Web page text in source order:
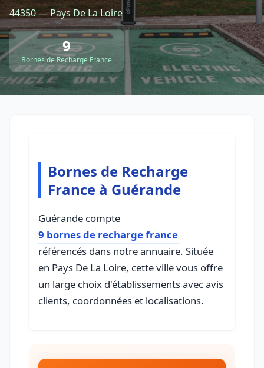
CGU-Confidentialité- Service proposé parViteUnDevis.com-Vous
44350 — Pays De La Loire
9
Bornes de Recharge France
Bornes de Recharge
France à Guérande
Guérande compte
9 bornes de recharge france
référencés dans notre annuaire. Située
en Pays De La Loire, cette ville vous offre
un large choix d'établissements avec avis
clients, coordonnées et localisations.